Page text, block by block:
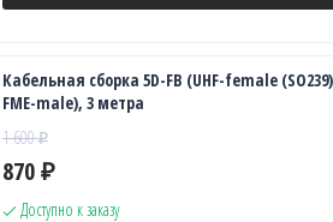
Кабельная сборка 5D-FB (UHF-female
FME-male), 3 метра
1 600₽
870 ₽
Доступно к заказу